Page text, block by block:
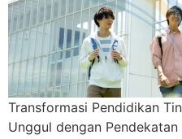
Transformasi Pendidikan
Unggul dengan